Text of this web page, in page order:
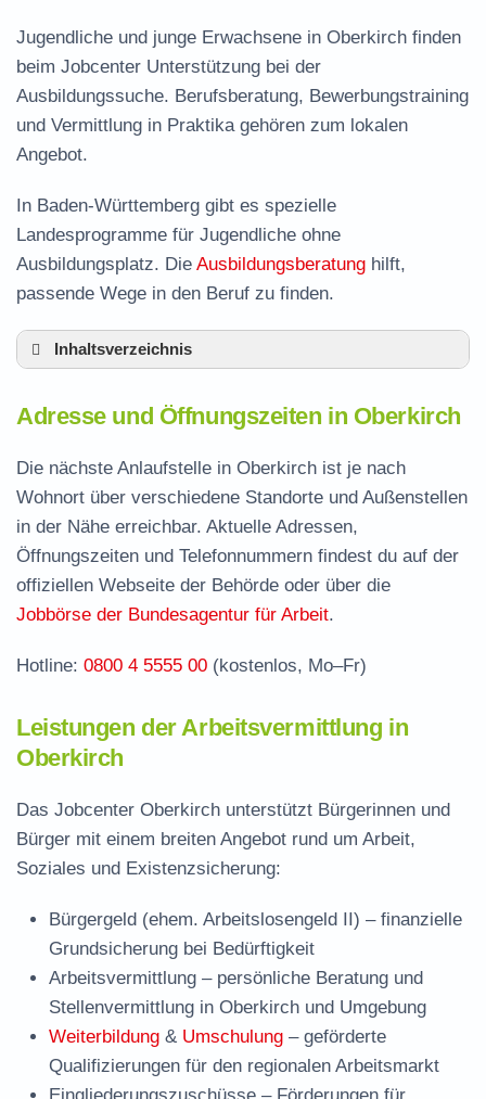
Jugendliche und junge Erwachsene in Oberkirch finden
beim Jobcenter Unterstützung bei der
Ausbildungssuche. Berufsberatung, Bewerbungstraining
und Vermittlung in Praktika gehören zum lokalen
Angebot.
In Baden-Württemberg gibt es spezielle
Landesprogramme für Jugendliche ohne
Ausbildungsplatz. Die Ausbildungsberatung hilft,
passende Wege in den Beruf zu finden.
Inhaltsverzeichnis
Leistungen der Arbeitsvermittlung in Oberkirch
Termin vereinbaren und Bürgergeld beantragen
Jobcenter Ortenaukreis – zuständige Stelle
Häufige Fragen rund ums Jobcenter
Adresse und Öffnungszeiten in Oberkirch
Die nächste Anlaufstelle in Oberkirch ist je nach
Wohnort über verschiedene Standorte und Außenstellen
in der Nähe erreichbar. Aktuelle Adressen,
Öffnungszeiten und Telefonnummern findest du auf der
offiziellen Webseite der Behörde oder über die
Jobbörse der Bundesagentur für Arbeit.
Hotline: 0800 4 5555 00 (kostenlos, Mo–Fr)
Leistungen der Arbeitsvermittlung in
Oberkirch
Das Jobcenter Oberkirch unterstützt Bürgerinnen und
Bürger mit einem breiten Angebot rund um Arbeit,
Soziales und Existenzsicherung:
Bürgergeld (ehem. Arbeitslosengeld II) – finanzielle
Grundsicherung bei Bedürftigkeit
Arbeitsvermittlung – persönliche Beratung und
Stellenvermittlung in Oberkirch und Umgebung
Weiterbildung & Umschulung – geförderte
Qualifizierungen für den regionalen Arbeitsmarkt